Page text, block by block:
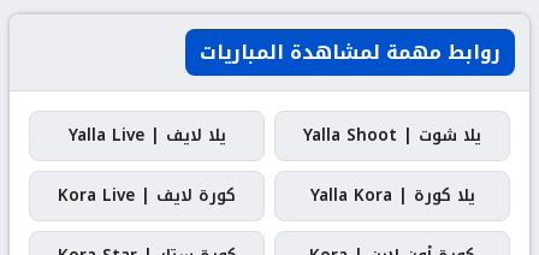
روابط مهمة لمشاهدة المباريات
يلا شوت | Yalla Shoot
يلا لايف | Yalla Live
يلا كورة | Yalla Kora
كورة لايف | Kora Live